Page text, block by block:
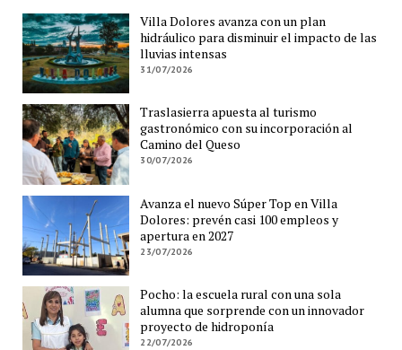
Villa Dolores avanza con un plan
hidráulico para disminuir el impacto de las
lluvias intensas
31/07/2026
Traslasierra apuesta al turismo
gastronómico con su incorporación al
Camino del Queso
30/07/2026
Avanza el nuevo Súper Top en Villa
Dolores: prevén casi 100 empleos y
apertura en 2027
23/07/2026
Pocho: la escuela rural con una sola
alumna que sorprende con un innovador
proyecto de hidroponía
22/07/2026